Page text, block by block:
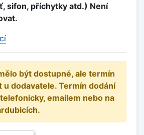
sifon, příchytky atd.) Není
být dostupné, ale termín
u dodavatele. Termín dodání
emailem nebo na